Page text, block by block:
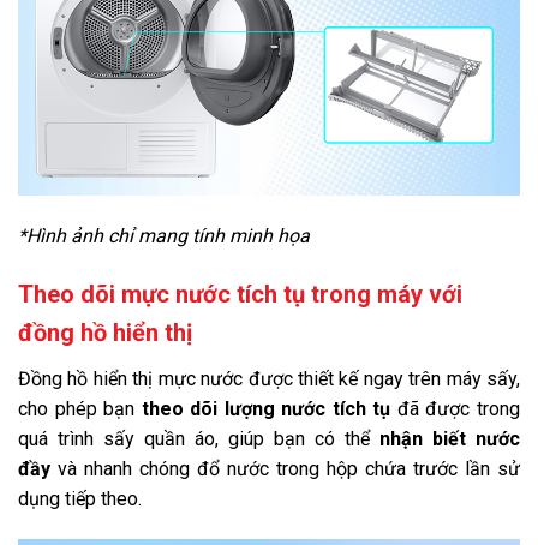
*Hình ảnh chỉ mang tính minh họa
Theo dõi mực nước tích tụ trong máy với
đồng hồ hiển thị
Đồng hồ hiển thị mực nước được thiết kế ngay trên máy sấy,
cho phép bạn theo dõi lượng nước tích tụ đã được trong
quá trình sấy quần áo, giúp bạn có thể nhận biết nước
đầy và nhanh chóng đổ nước trong hộp chứa trước lần sử
dụng tiếp theo.